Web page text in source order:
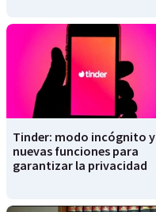
Tinder: modo incógnito y
nuevas funciones para
garantizar la privacidad